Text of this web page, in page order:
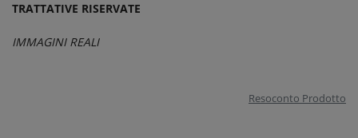
TRATTATIVE RISERVATE
IMMAGINI REALI
Resoconto Prodotto